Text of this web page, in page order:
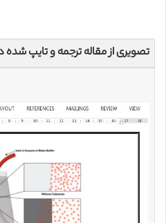
تصویری از مقاله ترجمه و تایپ شده